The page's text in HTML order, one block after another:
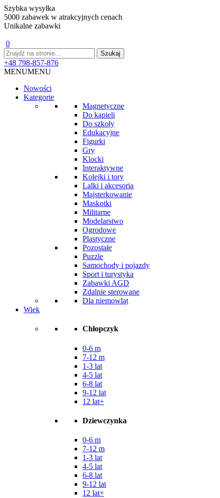
Szybka wysyłka
5000 zabawek w atrakcyjnych cenach
Unikalne zabawki
0
+48 798-857-876
MENUMENU
Nowości
Kategorie
Magnetyczne
Do kąpieli
Do szkoły
Edukacyjne
Figurki
Gry
Klocki
Interaktywne
Kolejki i tory
Lalki i akcesoria
Majsterkowanie
Maskotki
Militarne
Modelarstwo
Ogrodowe
Plastyczne
Pozostałe
Puzzle
Samochody i pojazdy
Sport i turystyka
Zabawki AGD
Zdalnie sterowane
Dla niemowląt
Wiek
Chłopczyk
0-6 m
7-12 m
1-3 lat
4-5 lat
6-8 lat
9-12 lat
12 lat+
Dziewczynka
0-6 m
7-12 m
1-3 lat
4-5 lat
6-8 lat
9-12 lat
12 lat+